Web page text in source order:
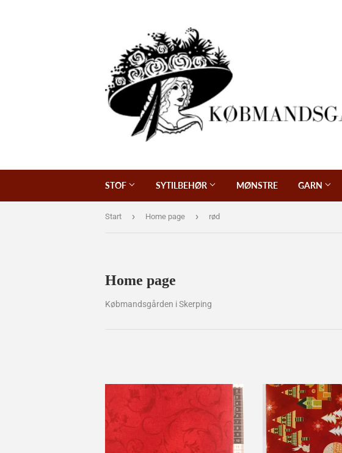
STOF SYTILBEHØR MØNSTRE GARN
Start › Home page › rød
Home page
Købmandsgården i Skerping